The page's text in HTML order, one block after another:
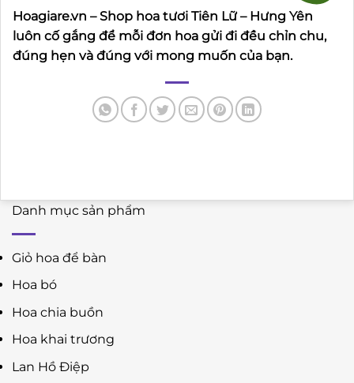
Danh mục sản phẩm
Giỏ hoa để bàn
Hoa bó
Hoa chia buồn
Hoa khai trương
Lan Hồ Điệp
Hoagiare.vn – Shop hoa tươi Tiên Lữ – Hưng Yên
luôn cố gắng để mỗi đơn hoa gửi đi đều chỉn chu,
đúng hẹn và đúng với mong muốn của bạn.